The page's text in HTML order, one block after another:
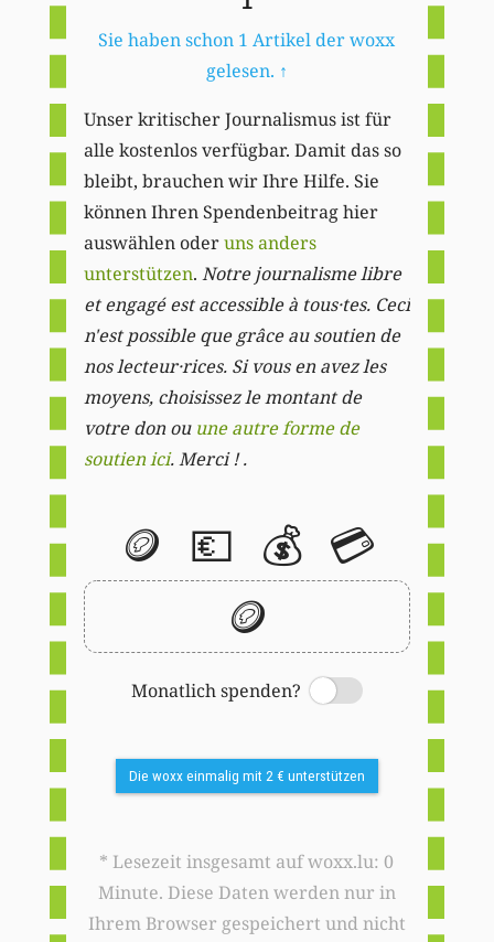
Sie haben schon 1 Artikel der woxx
gelesen. ↑
Unser kritischer Journalismus ist für
alle kostenlos verfügbar. Damit das so
bleibt, brauchen wir Ihre Hilfe. Sie
können Ihren Spendenbeitrag hier
auswählen oderuns anders
unterstützen. Notre journalisme libre
et engagé est accessible à tous·tes. Ceci
n'est possible que grâce au soutien de
nos lecteur·rices. Si vous en avez les
moyens, choisissez le montant de
votre don ou une autre forme de
soutien ici. Merci ! .
🪙 💶 💰 💳
🪙
Monatlich spenden?
Switch
Die woxx einmalig mit 2 € unterstützen
* Lesezeit insgesamt auf woxx.lu: 0
Minute. Diese Daten werden nur in
Ihrem Browser gespeichert und nicht